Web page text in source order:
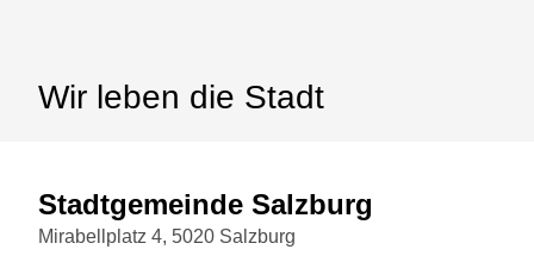
Wir leben die Stadt
Stadtgemeinde Salzburg
Mirabellplatz 4, 5020 Salzburg